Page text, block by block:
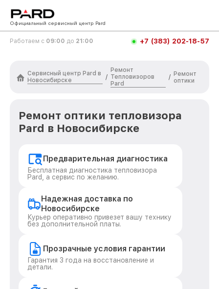
Официальный сервисный центр Pard
Работаем с 09:00 до 21:00 +7 (383) 202-18-57
Сервисный центр Pard в
Новосибирске
/
Ремонт
Тепловизоров
Pard
/ Ремонт
оптики
Ремонт оптики тепловизора
Pard в Новосибирске
Предварительная диагностика
Бесплатная диагностика тепловизора
Pard, а сервис по желанию.
Надежная доставка по
Новосибирске
Курьер оперативно привезет вашу технику
без дополнительной платы.
Прозрачные условия гарантии
Гарантия 3 года на восстановление и
детали.